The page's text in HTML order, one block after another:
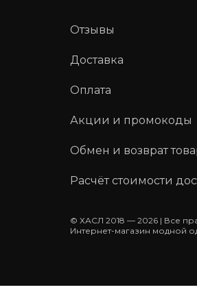
Отзывы
Доставка
Оплата
Акции и промокоды
Обмен и возврат
Расчёт стоимости
© ХАСЛ 2018 — 2026 | Все
Интернет-магазин модной